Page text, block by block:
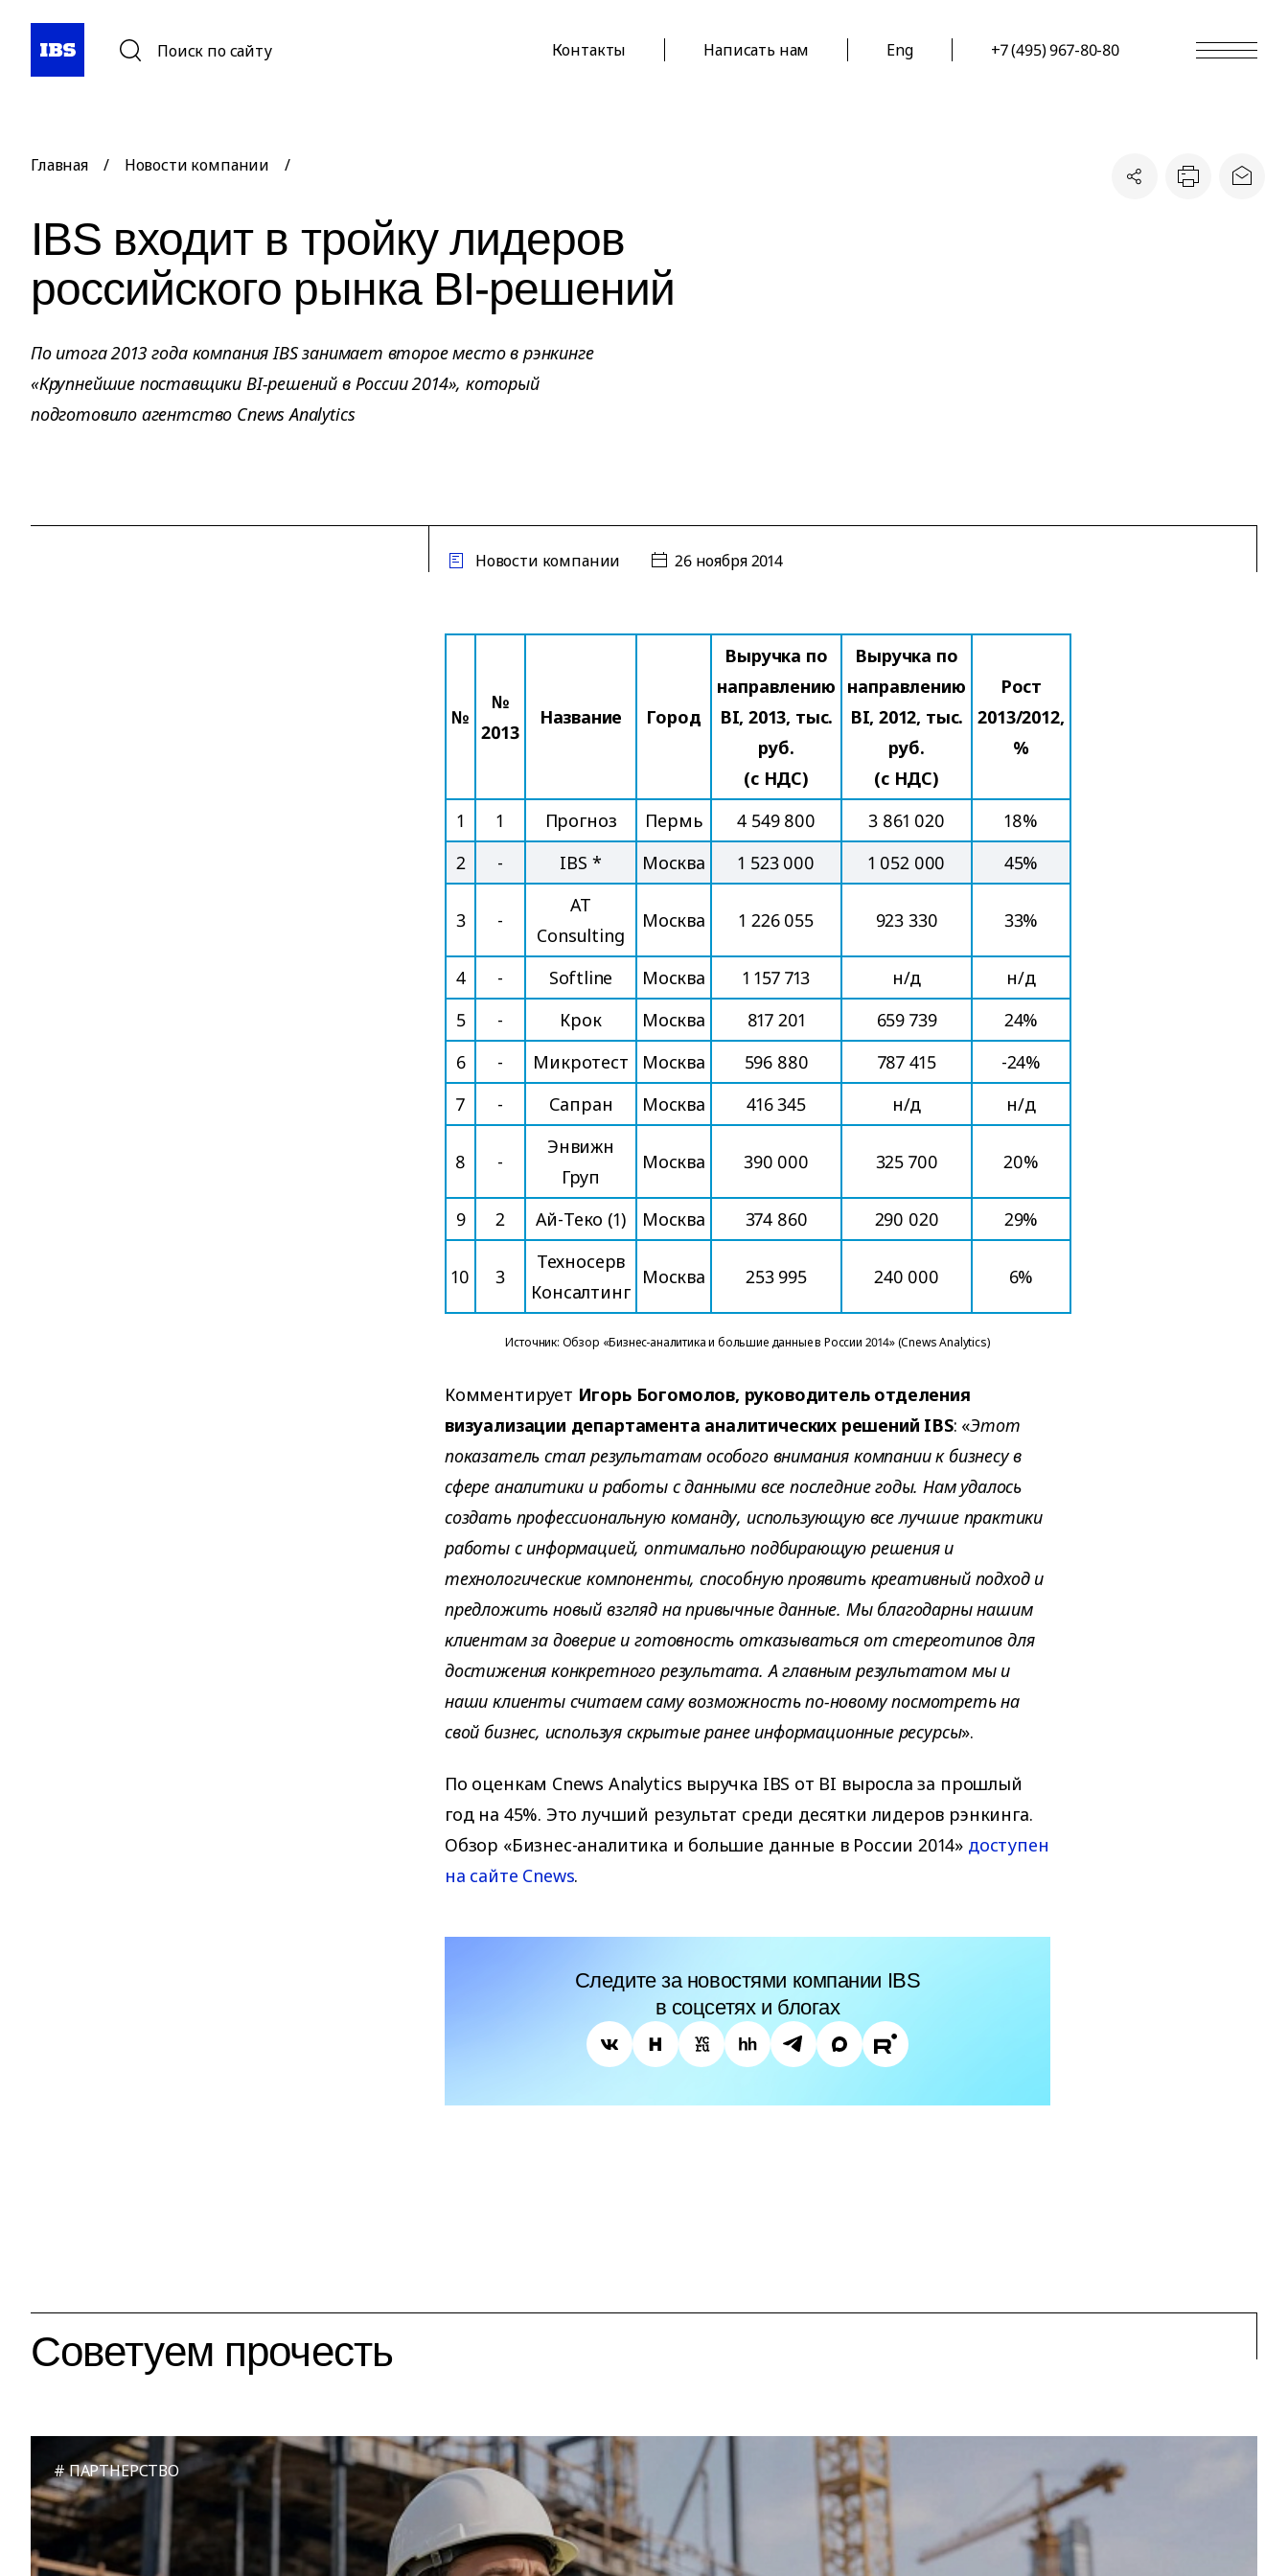
Поиск по сайту Контакты Написать нам Eng +7 (495) 967-80-80
Главная / Новости компании /
IBS входит в тройку лидеров
российского рынка BI-решений
По итога 2013 года компания IBS занимает второе место в рэнкинге
«Крупнейшие поставщики BI-решений в России 2014», который
подготовило агентство Cnews Analytics
Новости компании 26 ноября 2014
№
№
2013
Название Город
Выручка по
направлению
BI, 2013, тыс.
руб.
(с НДС)
Выручка по
направлению
BI, 2012, тыс.
руб.
(с НДС)
Рост
2013/2012,
%
1 1 Прогноз Пермь 4 549 800 3 861 020
18%
2
- IBS * Москва 1 523 000 1 052 000 45%
3 -
AT
Consulting
Москва 1 226 055 923 330 33%
4 - Softline Москва 1 157 713 н/д
н/д
5
- Крок Москва 817 201 659 739
24%
6
- Микротест Москва 596 880 787 415
-24%
7
- Сапран Москва 416 345 н/д н/д
8 -
Энвижн
Груп
Москва 390 000 325 700 20%
9 2 Ай-Теко (1) Москва 374 860 290 020 29%
10 3
Техносерв
Консалтинг
Москва 253 995 240 000 6%
Источник: Обзор «Бизнес-аналитика и большие данные в России 2014» (Cnews Analytics)
Комментирует Игорь Богомолов, руководитель отделения
визуализации департамента аналитических решений IBS: «Этот
показатель стал результатам особого внимания компании к бизнесу в
сфере аналитики и работы с данными все последние годы. Нам удалось
создать профессиональную команду, использующую все лучшие практики
работы с информацией, оптимально подбирающую решения и
технологические компоненты, способную проявить креативный подход и
предложить новый взгляд на привычные данные. Мы благодарны нашим
клиентам за доверие и готовность отказываться от стереотипов для
достижения конкретного результата. А главным результатом мы и
наши клиенты считаем саму возможность по-новому посмотреть на
свой бизнес, используя скрытые ранее информационные ресурсы».
По оценкам Cnews Analytics выручка IBS от BI выросла за прошлый
год на 45%. Это лучший результат среди десятки лидеров рэнкинга.
Обзор «Бизнес-аналитика и большие данные в России 2014» доступен
на сайте Cnews.
Следите за новостями компании IBS
в соцсетях и блогах
Советуем прочесть
ПАРТНЕРСТВО